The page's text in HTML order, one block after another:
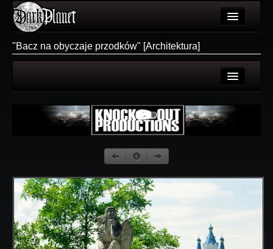
Użytkownicy
Galeria
Login
"Bacz na obyczaje przodków" [Architektura]
Galerie użytkownika